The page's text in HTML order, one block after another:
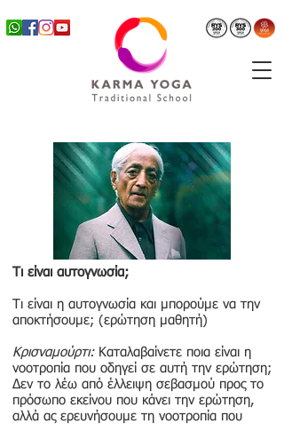
Τι είναι αυτογνωσία;
Τι είναι η αυτογνωσία και μπορούμε να την
αποκτήσουμε; (ερώτηση μαθητή)
Κρισναμούρτι: Καταλαβαίνετε ποια είναι η
νοοτροπία που οδηγεί σε αυτή την ερώτηση;
Δεν το λέω από έλλειψη σεβασμού προς το
πρόσωπο εκείνου που κάνει την ερώτηση,
αλλά ας ερευνήσουμε τη νοοτροπία που